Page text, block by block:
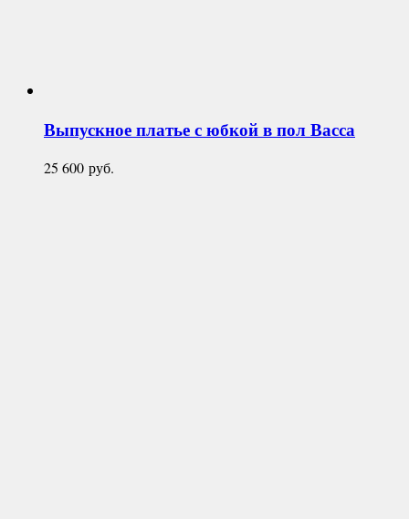
Выпускное платье с юбкой в полВасса
25 600 руб.